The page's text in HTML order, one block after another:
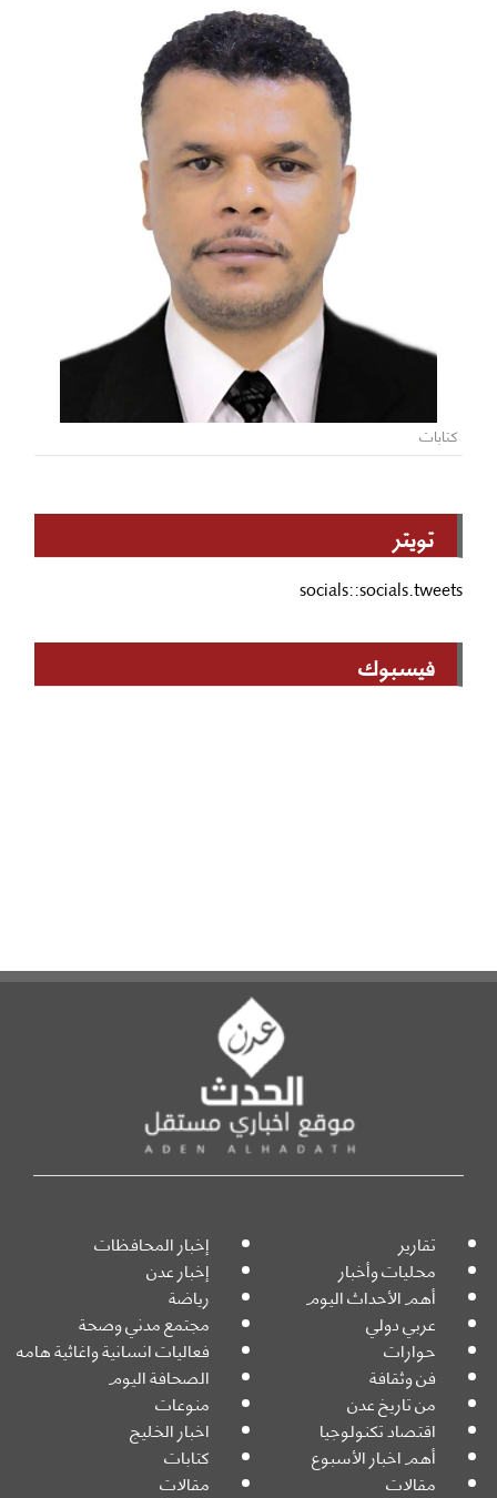
كتابات
تويتر
socials::socials.tweets
فيسبوك
تقارير إخبار المحافظات
محليات وأخبار إخبار عدن
أهم الأحداث اليوم رياضة
عربي دولي مجتمع مدني وصحة
حوارات فعاليات انسانية واغاثية هامه
فن وثقافة الصحافة اليوم
من تاريخ عدن منوعات
اقتصاد تكنولوجيا اخبار الخليج
أهم اخبار الأسبوع كتابات
مقالات مقالات